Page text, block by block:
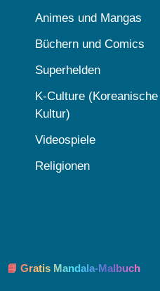
Animes und Mangas
Büchern und Comics
Superhelden
K-Culture (Koreanische
Kultur)
Videospiele
Religionen
📘 Gratis Mandala-Malbuch